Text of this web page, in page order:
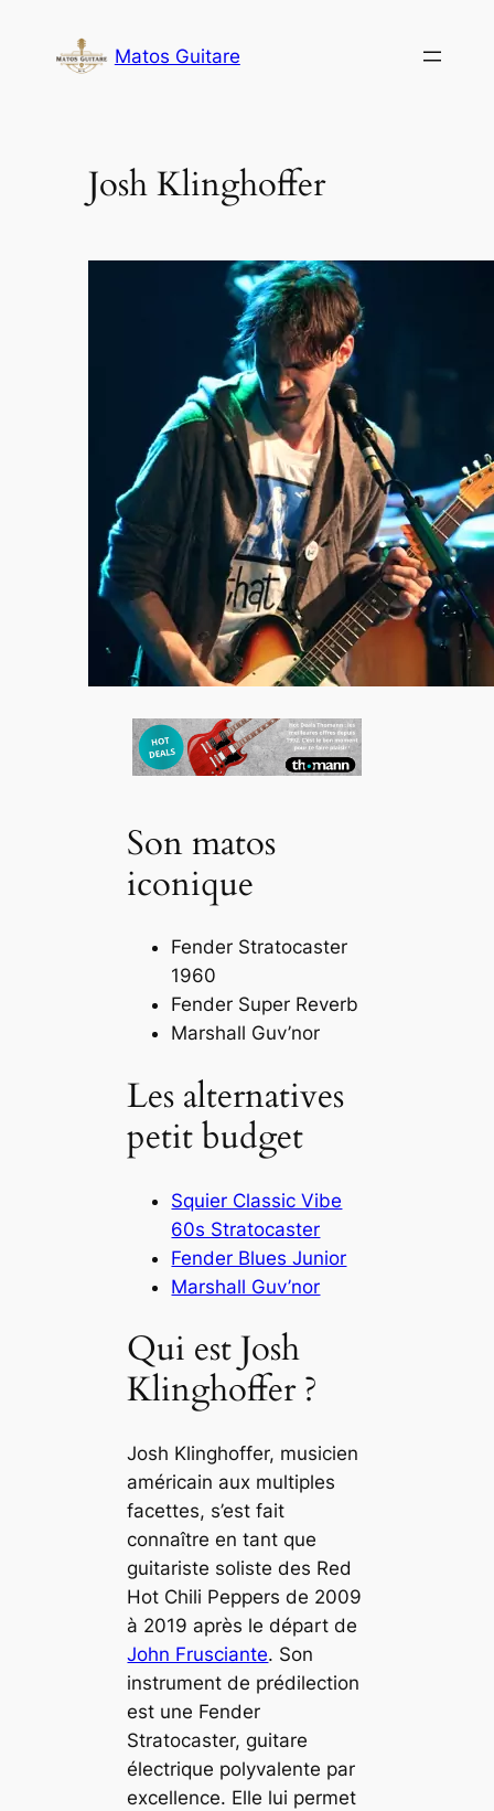
contenu
Matos Guitare
Josh Klinghoffer
Son matos
iconique
Fender Stratocaster
1960
Fender Super Reverb
Marshall Guv’nor
Les alternatives
petit budget
Squier Classic Vibe
60s Stratocaster
Fender Blues Junior
Marshall Guv’nor
Qui est Josh
Klinghoffer ?
Josh Klinghoffer, musicien
américain aux multiples
facettes, s’est fait
connaître en tant que
guitariste soliste des Red
Hot Chili Peppers de 2009
à 2019 après le départ de
John Frusciante. Son
instrument de prédilection
est une Fender
Stratocaster, guitare
électrique polyvalente par
excellence. Elle lui permet